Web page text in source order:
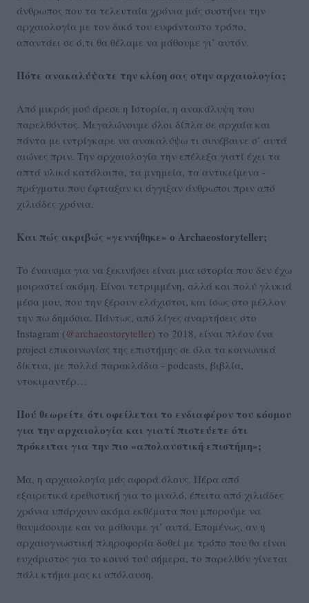
άνθρωπος που τα τελευταία χρόνια μάς συστήνει την
αρχαιολογία με τον δικό του ευφάνταστο τρόπο,
απαντάει σε ό,τι θα θέλαμε να μάθουμε γι’ αυτόν.
Πότε ανακαλύψατε την κλίση σας στην αρχαιολογία;
Από μικρός μού άρεσε η Ιστορία, η ανακάλυψη του
παρελθόντος. Μεγαλώνουμε όλοι δίπλα σε αρχαία και
πάντα με ιντρίγκαρε να ανακαλύψω τι συνέβαινε σ’ αυτά
αιώνες πριν. Την αρχαιολογία την επέλεξα γιατί έχει τα
απτά υλικά κατάλοιπα, τα μνημεία, τα αντικείμενα -
πράγματα που έφτιαξαν κι άγγιξαν άνθρωποι πριν από
χιλιάδες χρόνια.
Και πώς ακριβώς «γεννήθηκε» ο Archaeostoryteller;
Το έναυσμα για να ξεκινήσει είναι μια ιστορία που δεν έχω
μοιραστεί ακόμη. Είναι τετριμμένη, αλλά και πολύ γλυκιά
μέσα μου, που την ξέρουν ελάχιστοι, και ίσως στο μέλλον
την πω δημόσια. Πάντως, από λίγες αναρτήσεις στο
Instagram ( @archaeostoryteller) το 2018, είναι πλέον ένα
project επικοινωνίας της επιστήμης σε όλα τα κοινωνικά
δίκτυα, με πολλά παρακλάδια - podcasts, βιβλία,
ντοκιμαντέρ…
Πού θεωρείτε ότι οφείλεται το ενδιαφέρον του κόσμου
για την αρχαιολογία και γιατί πιστεύετε ότι
πρόκειται για την πιο «απολαυστική επιστήμη»;
Μα, η αρχαιολογία μάς αφορά όλους. Πέρα από
εξαιρετικά ερεθιστική για το μυαλό, έπειτα από χιλιάδες
χρόνια υπάρχουν ακόμα εκθέματα που μπορούμε να
θαυμάσουμε και να μάθουμε γι’ αυτά. Επομένως, αν η
αρχαιογνωστική πληροφορία δοθεί με τρόπο που θα είναι
ευχάριστος για το κοινό τού σήμερα, το παρελθόν γίνεται
πάλι κτήμα μας κι απόλαυση.